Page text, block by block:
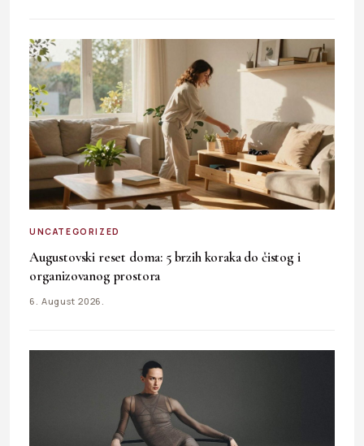
UNCATEGORIZED
Augustovski reset doma: 5 brzih koraka do čistog i
organizovanog prostora
6. August 2026.